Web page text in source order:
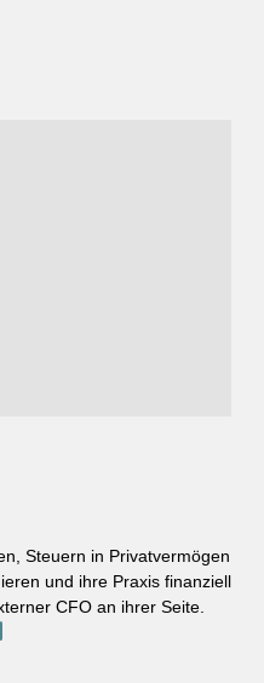
Steuern in Privatvermögen
und ihre Praxis finanziell
CFO an ihrer Seite.